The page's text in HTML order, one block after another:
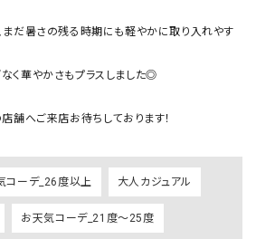
まだ暑さの残る時期にも軽やかに取り入れやす
く華やかさもプラスしました◎
店舗へご来店お待ちしております！
コーデ_26度以上 大人カジュアル
お天気コーデ_21度～25度